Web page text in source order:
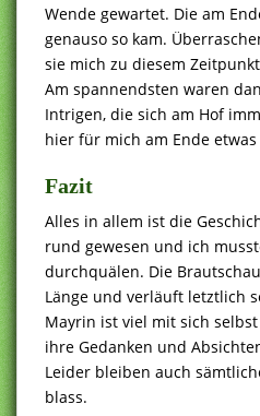
Wende gewartet. Die am
genauso so kam.
sie mich zu diesem
Am spannendsten waren
Intrigen, die sich am Hof
hier für mich am Ende
Fazit
Alles in allem ist die
rund gewesen und ich
durchquälen. Die
Länge und verläuft letztlich
Mayrin ist viel mit sich
ihre Gedanken und
Leider bleiben auch
blass.